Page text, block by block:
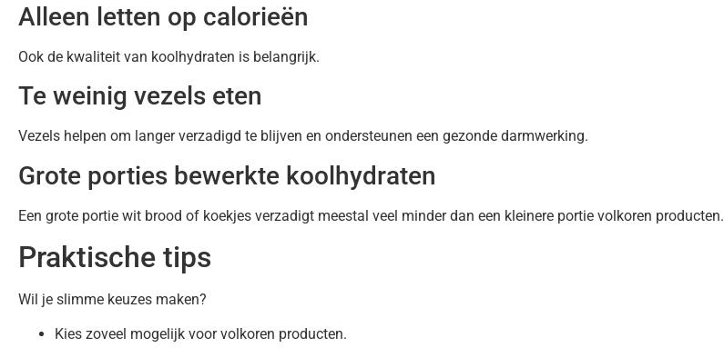
Alleen letten op calorieën
Ook de kwaliteit van koolhydraten is belangrijk.
Te weinig vezels eten
Vezels helpen om langer verzadigd te blijven en ondersteunen een gezonde darmwerking.
Grote porties bewerkte koolhydraten
Een grote portie wit brood of koekjes verzadigt meestal veel minder dan een kleinere portie volkoren producten.
Praktische tips
Wil je slimme keuzes maken?
Kies zoveel mogelijk voor volkoren producten.